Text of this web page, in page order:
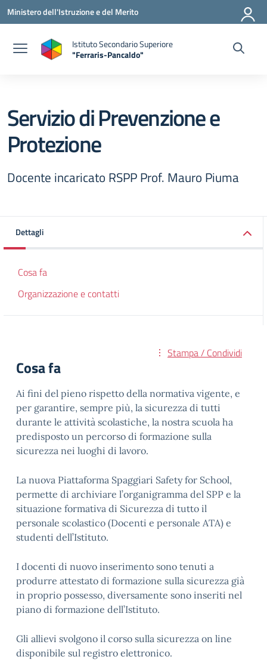
Vai ai contenuti
Vai al menu di navigazione
Vai al footer
Ministero dell'Istruzione e del Merito
Istituto Secondario Superiore
"Ferraris-Pancaldo"
Servizio di Prevenzione e
Protezione
Docente incaricato RSPP Prof. Mauro Piuma
Dettagli
Cosa fa
Organizzazione e contatti
Stampa / Condividi
Cosa fa
Ai fini del pieno rispetto della normativa vigente, e
per garantire, sempre più, la sicurezza di tutti
durante le attività scolastiche, la nostra scuola ha
predisposto un percorso di formazione sulla
sicurezza nei luoghi di lavoro.
La nuova Piattaforma Spaggiari Safety for School,
permette di archiviare l’organigramma del SPP e la
situazione formativa di Sicurezza di tutto il
personale scolastico (Docenti e personale ATA) e
studenti dell’Istituto.
I docenti di nuovo inserimento sono tenuti a
produrre attestato di formazione sulla sicurezza già
in proprio possesso, diversamente sono inseriti nel
piano di formazione dell’Istituto.
Gli allievi svolgono il corso sulla sicurezza on line
disponibile sul registro elettronico.